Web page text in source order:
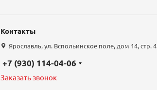
Контакты
Ярославль, ул. Вспольинское поле, дом 14, стр. 4
+7 (930) 114-04-06
Заказать звонок